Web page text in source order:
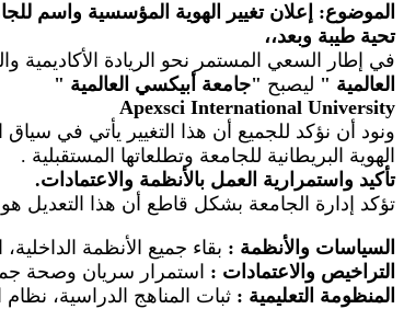
الموضوع: إعلان تغيير الهوية المؤسسية واسم
تحية طيبة وبعد،،
في إطار السعي المستمر نحو الريادة
العالمية " ليصبح "جامعة أبيكسي العالمية "
International University
Apexsci
ونود أن نؤكد للجميع أن هذا التغيير يأتي في
الهوية البريطانية للجامعة وتطلعاتها المستقبلية .
تأكيد واستمرارية العمل بالأنظمة والاعتمادات.
تؤكد إدارة الجامعة بشكل قاطع أن هذا التعديل
السياسات والأنظمة : بقاء جميع الأنظمة
التراخيص والاعتمادات : استمرار سريان وصحة
المنظومة التعليمية : ثبات المناهج الدراسية، نظام